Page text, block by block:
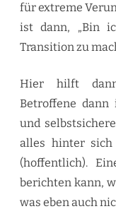
für extreme
ist dann, „Bin
Transition zu
Hier hilft
Betroffene dann
und
alles hinter
(hoffentlich).
berichten kann,
was eben auch